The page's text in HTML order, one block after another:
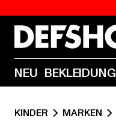
NEU BEKLEIDUNG
KINDER MARKEN